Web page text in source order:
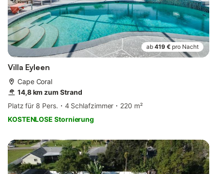
ab 419 € pro Nacht
Villa Eyleen
Cape Coral
14,8 km zum Strand
Platz für 8 Pers.
4 Schlafzimmer
220 m²
KOSTENLOSE Stornierung